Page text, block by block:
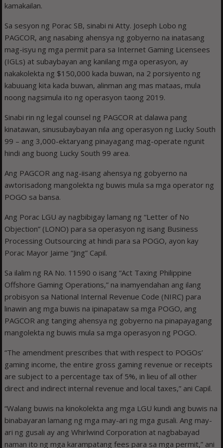
kamakailan.
Sa sesyon ng Porac SB, sinabi ni Atty. Joseph Lobo ng
PAGCOR, ang nasabing ahensya ng gobyerno na inatasang
mag-isyu ng mga permit para sa Internet Gaming Licensees
(IGLs) at subaybayan ang kanilang mga operasyon, ay
nakakolekta ng $150,000 kada buwan, na 2 porsiyento ng
kabuuang kita kada buwan, alinman ang mas mataas, mula
noong nagsimula ito ng operasyon taong 2019.
Sinabi rin ng legal counsel ng PAGCOR at dalawa pang
kinatawan, sinusubaybayan nila ang operasyon ng Lucky South
99 – ang 3,000-ektaryang pinayagang mag-operate ngunit
hindi ang buong Lucky South 99 area.
Ang PAGCOR ang nag-iisang ahensya ng gobyerno na
awtorisadong mangolekta ng buwis mula sa mga operator ng
POGO sa bansa.
Ang Porac LGU ay nagbibigay lamang ng “Letter of No
Objection” (LONO) para sa operasyon ng isang Business
Processing Outsourcing at hindi para sa POGO, ayon kay
Porac Mayor Jaime “Jing” Capil.
Sa ilalim ng RA No. 11590 o isang “Act Taxing Philippine
Offshore Gaming Operations,” na inamyendahan ang ilang
probisyon sa National Internal Revenue Code (NIRC) para
linawin ang mga buwis na ipinapataw sa mga POGO, ang
PAGCOR ang tanging ahensya ng gobyerno na pinapayagang
mangolekta ng buwis mula sa mga operasyon ng POGO.
“The amendment prescribes that with respect to POGOs’
gaming income, the entire gross gaming revenue or receipts
are subject to a percentage tax of 5%, in lieu of all other
direct and indirect internal revenue and local taxes,” ani Capil.
“Walang buwis na kinokolekta ang mga LGU kundi ang buwis na
binabayaran lamang ng mga may-ari ng mga gusali. Ang may-
ari ng gusali ay ang Whirlwind Corporation at nagbabayad
naman ito ng mga karampatang fees para sa mga permit,” ani